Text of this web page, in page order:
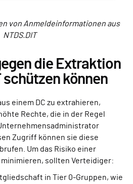
von Anmeldeinformationen aus
NTDS.DIT
die Extraktion
schützen können
einem DC zu extrahieren,
Rechte, die in der Regel
Zugriff können sie diese
Um das Risiko einer
minimieren, sollten Verteidiger:
in Tier 0-Gruppen, wie